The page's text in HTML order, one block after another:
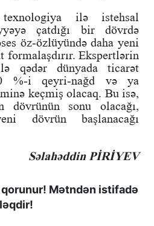
ilə istehsal
çatdığı bir dövrdə
öz-özlüyündə daha yeni
formalaşdırır. Ekspertlərin
qədər dünyada ticarət
%-i qeyri-nağd və ya
keçmiş olacaq. Bu isə,
dövrünün sonu olacağı,
dövrün başlanacağı
Səlahəddin PİRİYEV
Mətndən istifadə